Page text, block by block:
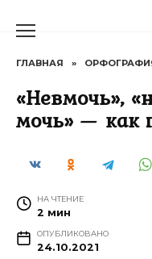
ГЛАВНАЯ »
«Невмочь»,
мочь» — как
НА ЧТЕНИЕ
2 мин
ОПУБЛИКОВАНО
24.10.2021